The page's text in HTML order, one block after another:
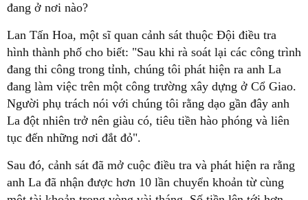
đang ở nơi nào?
Lan Tấn Hoa, một sĩ quan cảnh sát thuộc Đội điều tra
hình thành phố cho biết: "Sau khi rà soát lại các công trình
đang thi công trong tỉnh, chúng tôi phát hiện ra anh La
đang làm việc trên một công trường xây dựng ở Cổ Giao.
Người phụ trách nói với chúng tôi rằng dạo gần đây anh
La đột nhiên trở nên giàu có, tiêu tiền hào phóng và liên
tục đến những nơi đắt đỏ".
Sau đó, cảnh sát đã mở cuộc điều tra và phát hiện ra rằng
anh La đã nhận được hơn 10 lần chuyển khoản từ cùng